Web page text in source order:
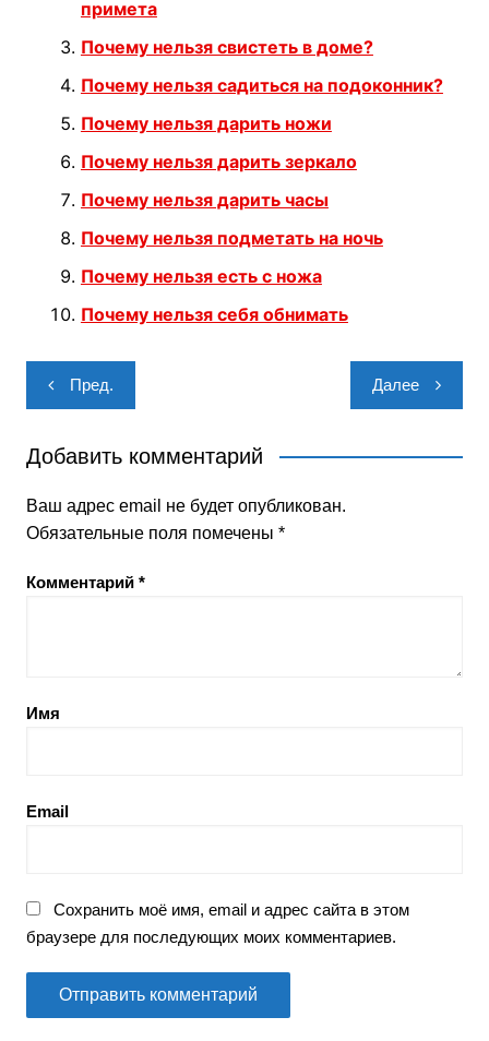
примета
Почему нельзя свистеть в доме?
Почему нельзя садиться на подоконник?
Почему нельзя дарить ножи
Почему нельзя дарить зеркало
Почему нельзя дарить часы
Почему нельзя подметать на ночь
Почему нельзя есть с ножа
Почему нельзя себя обнимать
Навигация
по
записям
Пред. Далее
Добавить комментарий
Ваш адрес email не будет опубликован.
Обязательные поля помечены *
Комментарий *
Имя
Email
Сохранить моё имя, email и адрес сайта в этом
браузере для последующих моих комментариев.